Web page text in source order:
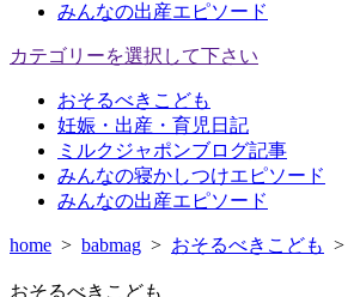
みんなの出産エピソード
カテゴリーを選択して下さい
おそるべきこども
妊娠・出産・育児日記
ミルクジャポンブログ記事
みんなの寝かしつけエピソード
みんなの出産エピソード
home > babmag > おそるべきこども >
おそるべきこども